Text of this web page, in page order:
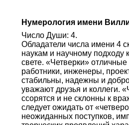
Нумерология имени
Число Души: 4.
Обладатели числа имени 4
наукам и научному подходу
свете. «Четверки»
работники, инженеры,
стабильны, надежны и
уважают друзья и коллеги.
ссорятся и не склонны к
следует ожидать от
неожиданных поступков,